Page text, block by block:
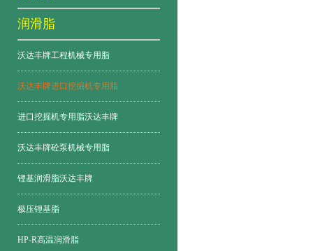
润滑脂
沃达丰牌工程机械专用脂
沃达丰牌进口挖掘机专用脂
进口挖掘机专用脂沃达丰牌
沃达丰牌砼泵机械专用脂
锂基润滑脂沃达丰牌
极压锂基脂
HP-R高温润滑脂